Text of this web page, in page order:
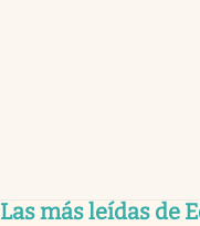
Las más leídas de